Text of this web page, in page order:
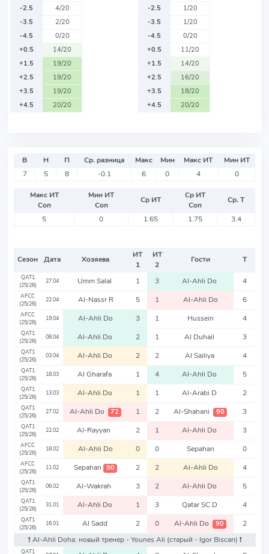
-2.5
4/20
-3.5
2/20
-4.5
0/20
+0.5
14/20
+1.5
19/20
+2.5
19/20
+3.5
19/20
+4.5
20/20
-2.5
1/20
-3.5
1/20
-4.5
0/20
+0.5
11/20
+1.5
14/20
+2.5
16/20
+3.5
18/20
+4.5
20/20
В Н П Ср. разница Макс Мин Макс ИТ
Мин ИТ
7
5 8 -0.1 6 0 4 0
Макс ИТ
Соп
Мин ИТ
Соп
Ср ИТ
Ср ИТ
Соп
Ср. Т
5
0 1.65 1.75 3.4
Сезон Дата Хозяева
ИТ
1
ИТ
2
Гости Т
QAT1
(25/26)
27.04 Umm Salal 1 3 Al-Ahli Do 4
AFCC
(25/26)
22.04 Al-Nassr R 5 1 Al-Ahli Do 6
AFCC
(25/26)
19.04 Al-Ahli Do 3 1 Hussein 4
QAT1
(25/26)
08.04 Al-Ahli Do 2 1 Al Duhail 3
QAT1
(25/26)
03.04 Al-Ahli Do 2 2 Al Sailiya 4
QAT1
(25/26)
18.03 Al Gharafa 1 4 Al-Ahli Do 5
QAT1
(25/26)
13.03 Al-Ahli Do 1 1 Al-Arabi D 2
QAT1
(25/26)
27.02 Al-Ahli Do 72 1 2 Al-Shahani 90 3
QAT1
(25/26)
22.02 Al-Rayyan 2 1 Al-Ahli Do 3
AFCC
(25/26)
18.02 Al-Ahli Do 0 0 Sepahan 0
AFCC
(25/26)
11.02 Sepahan 90 2 2 Al-Ahli Do 4
QAT1
(25/26)
06.02 Al-Wakrah 3 2 Al-Ahli Do 5
QAT1
(25/26)
31.01 Al-Ahli Do 1 3 Qatar SC D 4
QAT1
(25/26)
16.01 Al Sadd 2 0 Al-Ahli Do 90
2
❗️ Al-Ahli Doha: новый тренер - Younes Ali (старый - Igor Biscan) ❗️
QAT1